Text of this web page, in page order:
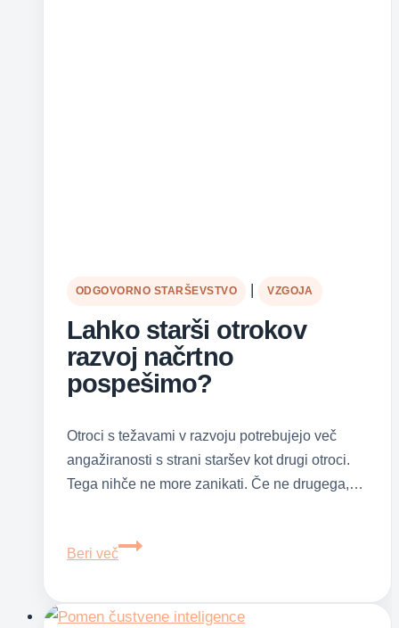
ODGOVORNO STARŠEVSTVO VZGOJA
Lahko starši otrokov
razvoj načrtno
pospešimo?
Otroci s težavami v razvoju potrebujejo več
angažiranosti s strani staršev kot drugi otroci.
Tega nihče ne more zanikati. Če ne drugega,…
Beri več
Lahko
razvoj